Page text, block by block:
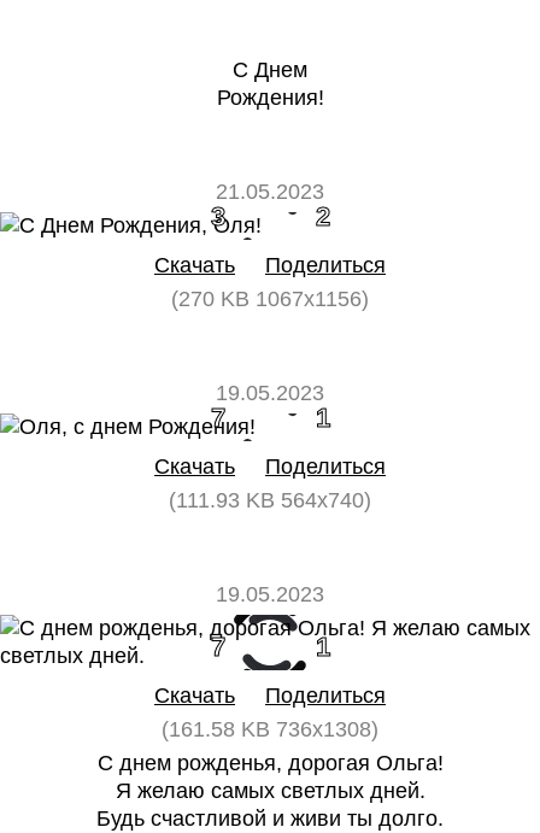
С Днем
Рождения!
21.05.2023
3 2
Скачать
Поделиться
(270 KB 1067x1156)
19.05.2023
7 1
Скачать
Поделиться
(111.93 KB 564x740)
19.05.2023
7 1
Скачать
Поделиться
(161.58 KB 736x1308)
С днем рожденья, дорогая Ольга!
Я желаю самых светлых дней.
Будь счастливой и живи ты долго.